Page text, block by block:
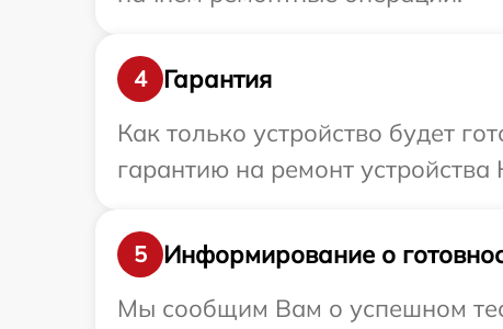
4
Гарантия
Как только устройство будет
гарантию на ремонт устройства
5
Информирование о
Мы сообщим Вам о успешном